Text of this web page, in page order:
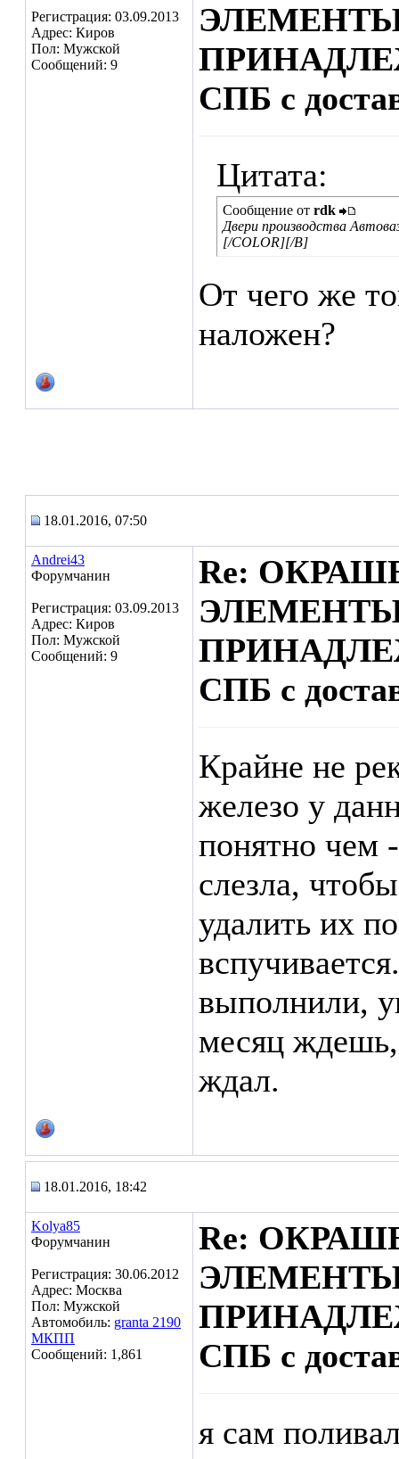
Регистрация: 03.09.2013
Адрес: Киров
Пол: Мужской
Сообщений: 9
СПБ с
Цитата:
Сообщение от rdk
Двери производства
[/COLOR][/B]
От чего же
наложен?
18.01.2016, 07:50
Andrei43
Форумчанин
Регистрация: 03.09.2013
Адрес: Киров
Пол: Мужской
Сообщений: 9
Re:
СПБ с
Крайне не
железо у
понятно чем
слезла,
удалить их
выполнили,
месяц ждешь,
ждал.
18.01.2016, 18:42
Kolya85
Форумчанин
Регистрация: 30.06.2012
Адрес: Москва
Пол: Мужской
Автомобиль: granta 2190
МКПП
Сообщений: 1,861
Re:
СПБ с
я сам